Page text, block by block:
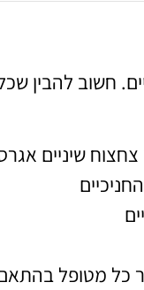
חשוב להבין
שיניים
מטופל בהתאם